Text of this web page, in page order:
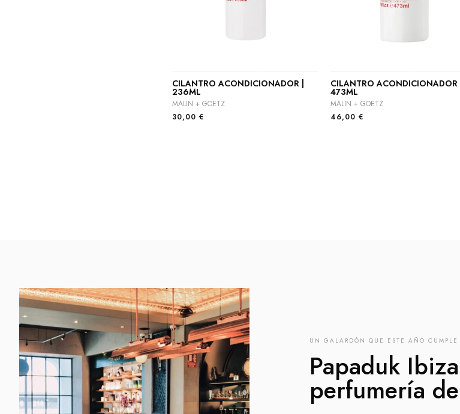
CILANTRO ACONDICIONADOR |
236ML
MALIN + GOETZ
30,00€
CILANTRO ACONDICIONADOR
473ML
MALIN + GOETZ
46,00€
UN GALARDÓN QUE ESTE AÑO
Papaduk
perfumería